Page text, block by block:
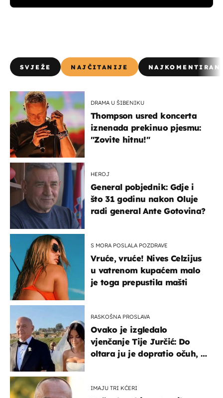
SVJEŽE NAJČITANIJE
DRAMA U ŠIBENIKU
Thompson usred koncerta
iznenada prekinuo pjesmu:
"Zovite hitnu!"
HEROJ
General pobjednik: Gdje i
što 31 godinu nakon Oluje
radi general Ante Gotovina?
S MORA POSLALA POZDRAVE
Vruće, vruće! Nives Celzijus
u vatrenom kupaćem malo
je toga prepustila mašti
RASKOŠNA PROSLAVA
Ovako je izgledalo
vjenčanje Tije Jurčić: Do
oltara ju je dopratio očuh, a
IMAJU TRI KĆERI